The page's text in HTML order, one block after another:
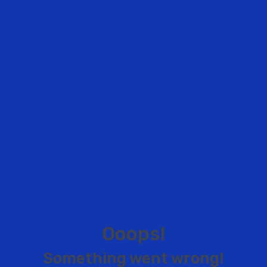
Ooops!
Something went wrong!